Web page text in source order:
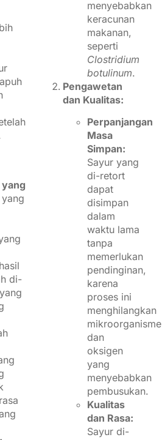
di-
menyebabkan
keracunan
makanan,
seperti
Clostridium
botulinum.
Pengawetan
dan Kualitas:
Perpanjangan
Masa
Simpan:
Sayur yang
di-retort
dapat
disimpan
dalam
waktu lama
tanpa
memerlukan
pendinginan,
karena
proses ini
menghilangkan
mikroorganisme
dan
oksigen
yang
menyebabkan
pembusukan.
Kualitas
dan Rasa:
Sayur di-